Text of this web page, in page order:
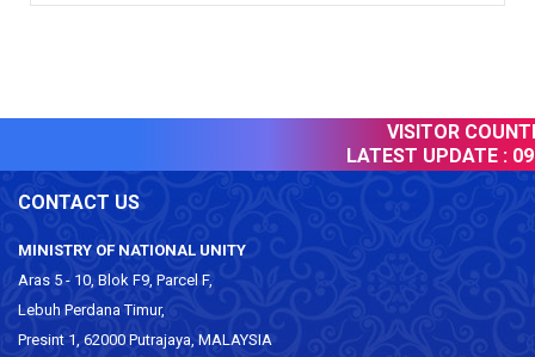
VISITOR
LATEST UPDATE : 09
CONTACT US
MINISTRY OF NATIONAL UNITY
Aras 5 - 10, Blok F9, Parcel F,
Lebuh Perdana Timur,
Presint 1, 62000 Putrajaya, MALAYSIA